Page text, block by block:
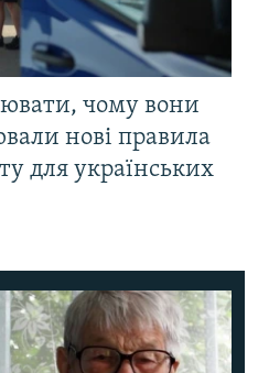
чому вони
нові правила
для українських